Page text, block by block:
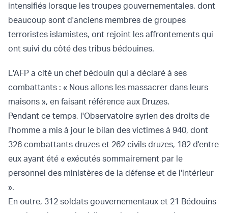
intensifiés lorsque les troupes gouvernementales, dont
beaucoup sont d'anciens membres de groupes
terroristes islamistes, ont rejoint les affrontements qui
ont suivi du côté des tribus bédouines.
L'AFP a cité un chef bédouin qui a déclaré à ses
combattants : « Nous allons les massacrer dans leurs
maisons », en faisant référence aux Druzes.
Pendant ce temps, l'Observatoire syrien des droits de
l'homme a mis à jour le bilan des victimes à 940, dont
326 combattants druzes et 262 civils druzes, 182 d'entre
eux ayant été « exécutés sommairement par le
personnel des ministères de la défense et de l'intérieur
».
En outre, 312 soldats gouvernementaux et 21 Bédouins